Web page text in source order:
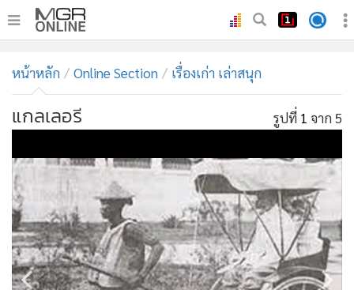
ทันเหตุการณ์
• ภาคใต้
• ภูมิภาค
• Online Section
• บันเทิง
• ผู้จัดการรายวัน
• คอลัมนิสต์
• ละคร
• CbizReview
หน้าหลัก Online Section เรื่องเก่า เล่าสนุก
แกลเลอรี รูปที่ 1 จาก 5